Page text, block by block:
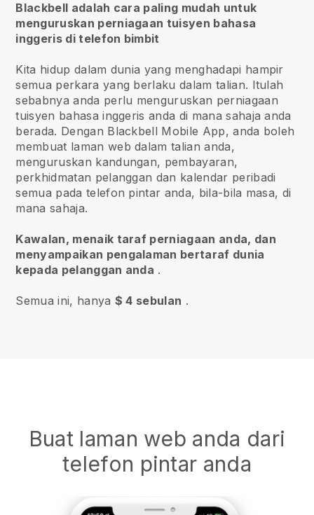
Blackbell adalah cara paling mudah untuk
menguruskan perniagaan tuisyen bahasa
inggeris di telefon bimbit
Kita hidup dalam dunia yang menghadapi hampir
semua perkara yang berlaku dalam talian. Itulah
sebabnya anda perlu menguruskan perniagaan
tuisyen bahasa inggeris anda di mana sahaja anda
berada. Dengan Blackbell Mobile App, anda boleh
membuat laman web dalam talian anda,
menguruskan kandungan, pembayaran,
perkhidmatan pelanggan dan kalendar peribadi
semua pada telefon pintar anda, bila-bila masa, di
mana sahaja.
Kawalan, menaik taraf perniagaan anda, dan
menyampaikan pengalaman bertaraf dunia
kepada pelanggan anda .
Semua ini, hanya $ 4 sebulan .
Buat laman web anda dari
telefon pintar anda